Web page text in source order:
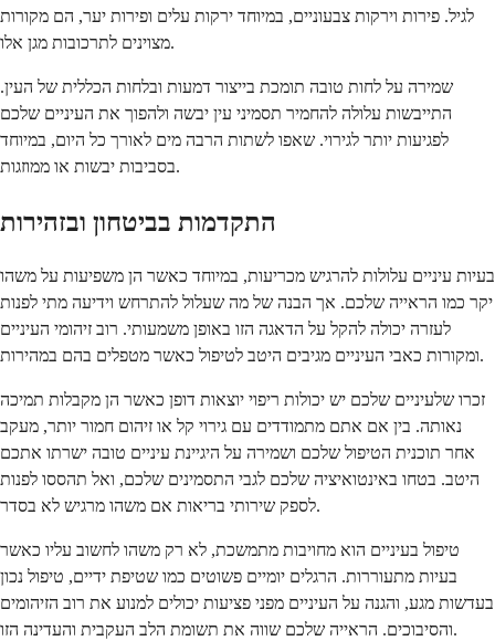
לגיל. פירות וירקות צבעוניים, במיוחד ירקות עלים ופירות יער, הם מקורות
מצוינים לתרכובות מגן אלו.
שמירה על לחות טובה תומכת בייצור דמעות ובלחות הכללית של העין.
התייבשות עלולה להחמיר תסמיני עין יבשה ולהפוך את העיניים שלכם
לפגיעות יותר לגירוי. שאפו לשתות הרבה מים לאורך כל היום, במיוחד
בסביבות יבשות או ממוזגות.
התקדמות בביטחון ובזהירות
בעיות עיניים עלולות להרגיש מכריעות, במיוחד כאשר הן משפיעות על משהו
יקר כמו הראייה שלכם. אך הבנה של מה שעלול להתרחש וידיעה מתי לפנות
לעזרה יכולה להקל על הדאגה הזו באופן משמעותי. רוב זיהומי העיניים
ומקורות כאבי העיניים מגיבים היטב לטיפול כאשר מטפלים בהם במהירות.
זכרו שלעיניים שלכם יש יכולות ריפוי יוצאות דופן כאשר הן מקבלות תמיכה
נאותה. בין אם אתם מתמודדים עם גירוי קל או זיהום חמור יותר, מעקב
אחר תוכנית הטיפול שלכם ושמירה על היגיינת עיניים טובה ישרתו אתכם
היטב. בטחו באינטואיציה שלכם לגבי התסמינים שלכם, ואל תהססו לפנות
לספק שירותי בריאות אם משהו מרגיש לא בסדר.
טיפול בעיניים הוא מחויבות מתמשכת, לא רק משהו לחשוב עליו כאשר
בעיות מתעוררות. הרגלים יומיים פשוטים כמו שטיפת ידיים, טיפול נכון
בעדשות מגע, והגנה על העיניים מפני פציעות יכולים למנוע את רוב הזיהומים
והסיבוכים. הראייה שלכם שווה את תשומת הלב העקבית והעדינה הזו.